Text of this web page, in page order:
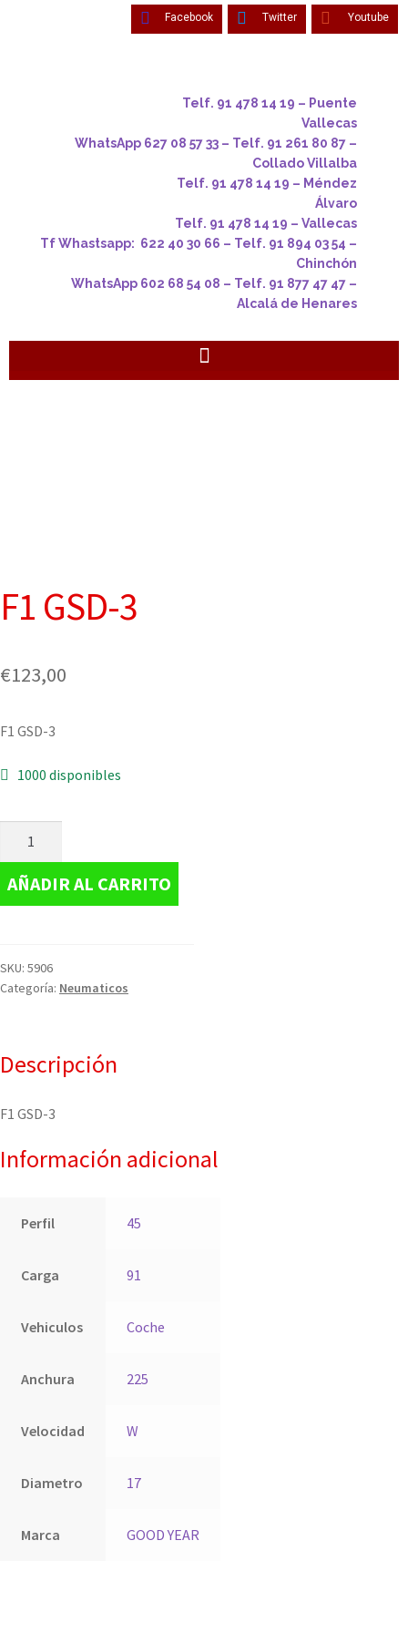
Facebook Twitter Youtube
Telf. 91 478 14 19 – Puente
Vallecas
WhatsApp 627 08 57 33 – Telf. 91 261 80 87 –
Collado Villalba
Telf. 91 478 14 19 – Méndez
Álvaro
Telf. 91 478 14 19 – Vallecas
Tf Whastsapp: 622 40 30 66 – Telf. 91 894 03 54 –
Chinchón
WhatsApp 602 68 54 08 – Telf. 91 877 47 47 –
Alcalá de Henares
F1 GSD-3
€123,00
F1 GSD-3
1000 disponibles
AÑADIR AL CARRITO
SKU: 5906
Categoría: Neumaticos
Descripción
F1 GSD-3
Información adicional
Perfil 45
Carga 91
Vehiculos Coche
Anchura 225
Velocidad W
Diametro 17
Marca GOOD YEAR